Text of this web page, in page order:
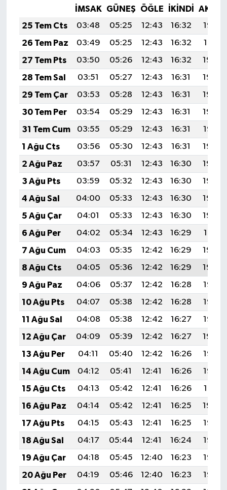
İMSAK GÜNEŞ ÖĞLE İKINDI
25 Tem Cts
03:48 05:25 12:43 16:32
19:52
26 Tem Paz
03:49 05:25 12:43 16:32
19:51
27 Tem Pts
03:50 05:26 12:43 16:32
19:50
28 Tem Sal
03:51 05:27 12:43 16:31
19:49
29 Tem Çar
03:53 05:28 12:43 16:31
19:48
30 Tem Per
03:54 05:29 12:43 16:31
19:48
31 Tem Cum
03:55 05:29 12:43 16:31
19:47
1 Ağu Cts
03:56 05:30 12:43 16:31
19:46
2 Ağu Paz
03:57 05:31 12:43 16:30
19:45
3 Ağu Pts
03:59 05:32 12:43 16:30
19:44
4 Ağu Sal
04:00 05:33 12:43 16:30
19:43
5 Ağu Çar
04:01 05:33 12:43 16:30
19:42
6 Ağu Per
04:02 05:34 12:43 16:29
19:41
7 Ağu Cum
04:03 05:35 12:42 16:29
19:40
8 Ağu Cts
04:05 05:36 12:42 16:29
19:39
9 Ağu Paz
04:06 05:37 12:42 16:28
19:38
10 Ağu Pts
04:07 05:38 12:42 16:28
19:37
11 Ağu Sal
04:08 05:38 12:42 16:27
19:35
12 Ağu Çar
04:09 05:39 12:42 16:27
19:34
13 Ağu Per
04:11 05:40 12:42 16:26
19:33
14 Ağu Cum
04:12 05:41 12:41 16:26
19:32
15 Ağu Cts
04:13 05:42 12:41 16:26
19:31
16 Ağu Paz
04:14 05:42 12:41 16:25
19:30
17 Ağu Pts
04:15 05:43 12:41 16:25
19:28
18 Ağu Sal
04:17 05:44 12:41 16:24
19:27
19 Ağu Çar
04:18 05:45 12:40 16:23
19:26
20 Ağu Per
04:19 05:46 12:40 16:23
19:25